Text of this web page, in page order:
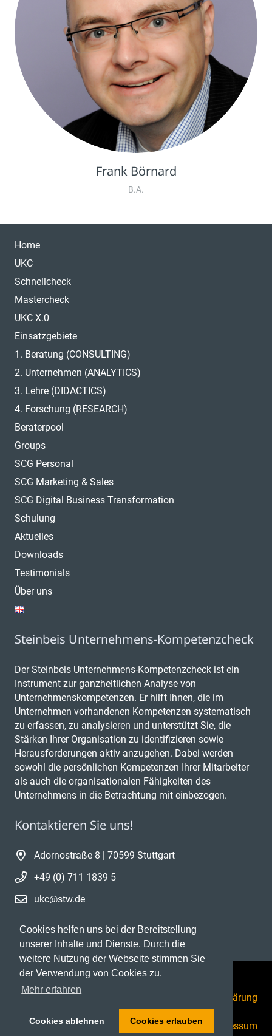
Cookies helfen uns bei der Bereitstellung
unserer Inhalte und Dienste. Durch die
weitere Nutzung der Webseite stimmen Sie
der Verwendung von Cookies zu.
Mehr erfahren
Cookies ablehnen Cookies erlauben
Frank Börnard
B.A.
Home
UKC
Schnellcheck
Mastercheck
UKC X.0
Einsatzgebiete
1. Beratung (CONSULTING)
2. Unternehmen (ANALYTICS)
3. Lehre (DIDACTICS)
4. Forschung (RESEARCH)
Beraterpool
Groups
SCG Personal
SCG Marketing & Sales
SCG Digital Business Transformation
Schulung
Aktuelles
Downloads
Testimonials
Über uns
Steinbeis Unternehmens-Kompetenzcheck
Der Steinbeis Unternehmens-Kompetenzcheck ist ein
Instrument zur ganzheitlichen Analyse von
Unternehmenskompetenzen. Er hilft Ihnen, die im
Unternehmen vorhandenen Kompetenzen systematisch
zu erfassen, zu analysieren und unterstützt Sie, die
Stärken Ihrer Organisation zu identifizieren sowie
Herausforderungen aktiv anzugehen. Dabei werden
sowohl die persönlichen Kompetenzen Ihrer Mitarbeiter
als auch die organisationalen Fähigkeiten des
Unternehmens in die Betrachtung mit einbezogen.
Kontaktieren Sie uns!
Adornostraße 8 | 70599 Stuttgart
+49 (0) 711 1839 5
ukc@stw.de
Datenschutzerklärung
Impressum